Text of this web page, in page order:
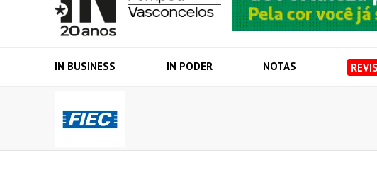
IN BUSINESS IN PODER NOTAS